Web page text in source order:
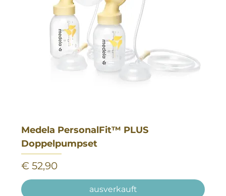
Medela PersonalFit™ PLUS
Doppelpumpset
Preis
€ 52,90
ausverkauft